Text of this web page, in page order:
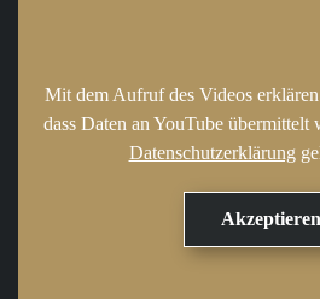
Mit dem Aufruf des Videos
dass Daten an YouTube übermittelt
Datenschutzerklärung